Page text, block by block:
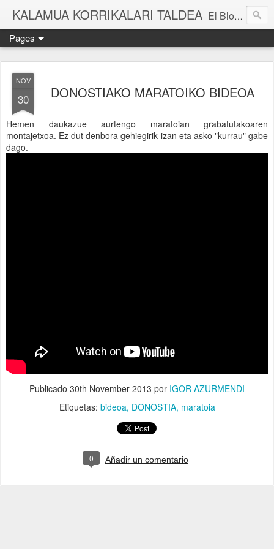
KALAMUA KORRIKALARI TALDEA El Blog de una cuadrilla de "frikis" que quedan para correr por el monte. Si quieres experimentar nuevas sensaciones acompañad@ de buena gente o simplemente probar eso de correr por el monte solo tienes que apuntarte a una de nuestras kedadas. Eibarko Korrikalari Friki talde bat gara.Menditik korrika egitea zer den probatu nahi baduzu gure "kedadetako" batera etorri. Blog honetan gure abentura eta bizipenak kontatzen ditugu, baina dena ez sinestu...
Pages
NOV
30 DONOSTIAKO MARATOIKO BIDEOA
Hemen daukazue aurtengo maratoian grabatutakoaren
montajetxoa. Ez dut denbora gehiegirik izan eta asko "kurrau" gabe
dago.
Publicado 30th November 2013 por IGOR AZURMENDI
Etiquetas: bideoa DONOSTIA maratoia
0 Añadir un comentario